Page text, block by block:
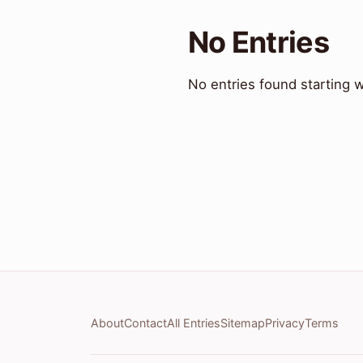
No Entries
No entries found starting
AboutContactAll EntriesSitemapPrivacyTerms